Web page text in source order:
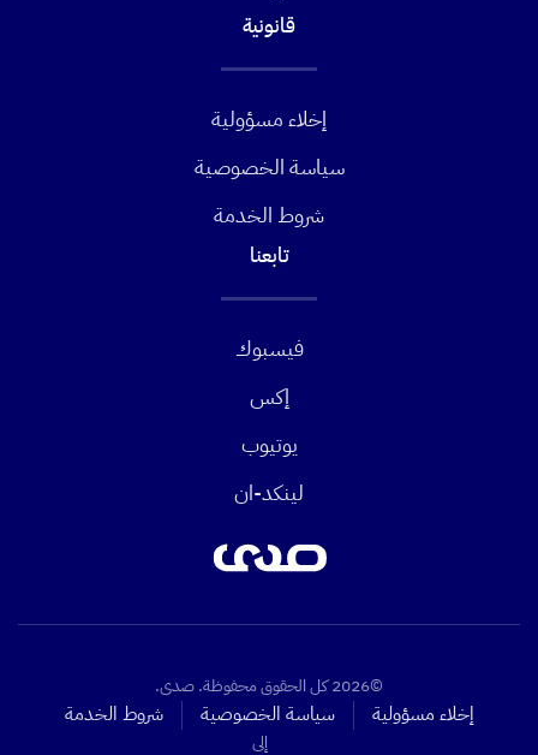
قانونية
إخلاء مسؤولية
سياسة الخصوصية
شروط الخدمة
تابعنا
فيسبوك
إكس
يوتيوب
لينكد-ان
©2026 كل الحقوق محفوظة. صدى.
إخلاء مسؤولية سياسة الخصوصية شروط الخدمة
إلى